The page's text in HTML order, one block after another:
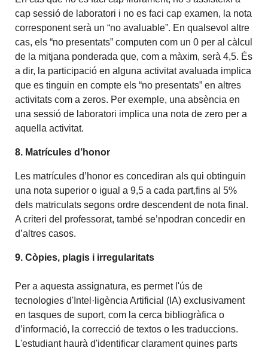
cap sessió de laboratori i no es faci cap examen, la nota
corresponent serà un “no avaluable”. En qualsevol altre
cas, els “no presentats” computen com un 0 per al càlcul
de la mitjana ponderada que, com a màxim, serà 4,5. És
a dir, la participació en alguna activitat avaluada implica
que es tinguin en compte els “no presentats” en altres
activitats com a zeros. Per exemple, una absència en
una sessió de laboratori implica una nota de zero per a
aquella activitat.
8. Matrícules d’honor
Les matrícules d’honor es concediran als qui obtinguin
una nota superior o igual a 9,5 a cada part,fins al 5%
dels matriculats segons ordre descendent de nota final.
A criteri del professorat, també se’npodran concedir en
d’altres casos.
9. Còpies, plagis i irregularitats
Per a aquesta assignatura, es permet l'ús de
tecnologies d'Intel·ligència Artificial (IA) exclusivament
en tasques de suport, com la cerca bibliogràfica o
d’informació, la correcció de textos o les traduccions.
L'estudiant haurà d'identificar clarament quines parts